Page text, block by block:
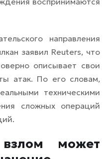
направления
заявил Reuters, что
описывает свои
атак. По его словам,
техническими
сложных операций
может